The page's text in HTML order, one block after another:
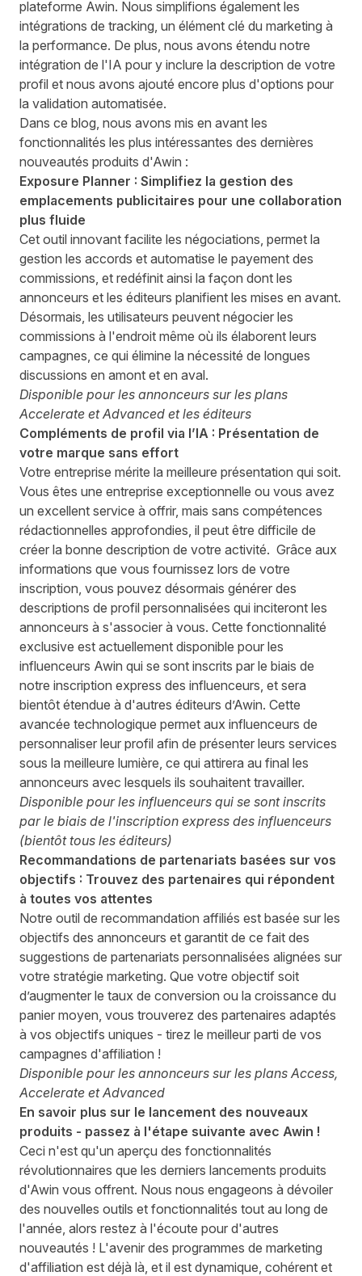
plateforme Awin. Nous simplifions également les
intégrations de tracking, un élément clé du marketing à
la performance. De plus, nous avons étendu notre
intégration de l'IA pour y inclure la description de votre
profil et nous avons ajouté encore plus d'options pour
la validation automatisée.
Dans ce blog, nous avons mis en avant les
fonctionnalités les plus intéressantes des dernières
nouveautés produits d'Awin :
Exposure Planner : Simplifiez la gestion des
emplacements publicitaires pour une collaboration
plus fluide
Cet outil innovant facilite les négociations, permet la
gestion les accords et automatise le payement des
commissions, et redéfinit ainsi la façon dont les
annonceurs et les éditeurs planifient les mises en avant.
Désormais, les utilisateurs peuvent négocier les
commissions à l'endroit même où ils élaborent leurs
campagnes, ce qui élimine la nécessité de longues
discussions en amont et en aval.
Disponible pour les annonceurs sur les plans
Accelerate et Advanced et les éditeurs
Compléments de profil via l’IA : Présentation de
votre marque sans effort
Votre entreprise mérite la meilleure présentation qui soit.
Vous êtes une entreprise exceptionnelle ou vous avez
un excellent service à offrir, mais sans compétences
rédactionnelles approfondies, il peut être difficile de
créer la bonne description de votre activité. Grâce aux
informations que vous fournissez lors de votre
inscription, vous pouvez désormais générer des
descriptions de profil personnalisées qui inciteront les
annonceurs à s'associer à vous. Cette fonctionnalité
exclusive est actuellement disponible pour les
influenceurs Awin qui se sont inscrits par le biais de
notre inscription express des influenceurs, et sera
bientôt étendue à d'autres éditeurs d’Awin. Cette
avancée technologique permet aux influenceurs de
personnaliser leur profil afin de présenter leurs services
sous la meilleure lumière, ce qui attirera au final les
annonceurs avec lesquels ils souhaitent travailler.
Disponible pour les influenceurs qui se sont inscrits
par le biais de l'inscription express des influenceurs
(bientôt tous les éditeurs)
Recommandations de partenariats basées sur vos
objectifs : Trouvez des partenaires qui répondent
à toutes vos attentes
Notre outil de recommandation affiliés est basée sur les
objectifs des annonceurs et garantit de ce fait des
suggestions de partenariats personnalisées alignées sur
votre stratégie marketing. Que votre objectif soit
d’augmenter le taux de conversion ou la croissance du
panier moyen, vous trouverez des partenaires adaptés
à vos objectifs uniques - tirez le meilleur parti de vos
campagnes d'affiliation !
Disponible pour les annonceurs sur les plans Access,
Accelerate et Advanced
En savoir plus sur le lancement des nouveaux
produits - passez à l'étape suivante avec Awin !
Ceci n'est qu'un aperçu des fonctionnalités
révolutionnaires que les derniers lancements produits
d'Awin vous offrent. Nous nous engageons à dévoiler
des nouvelles outils et fonctionnalités tout au long de
l'année, alors restez à l'écoute pour d'autres
nouveautés ! L'avenir des programmes de marketing
d'affiliation est déjà là, et il est dynamique, cohérent et